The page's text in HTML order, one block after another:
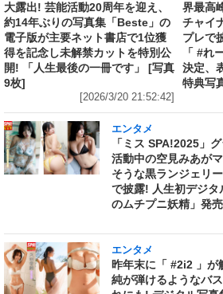
大露出! 芸能活動20周年を迎え、
約14年ぶりの写真集「Beste」の
電子版が主要ネット書店で1位獲
得を記念し未解禁カットを特別公
開! 「人生最後の一冊です」 [写真
9枚]
[2026/3/20 21:52:42]
界最高
チャイ
プレで
「 #れ
決定、
特典写
エンタメ
「ミス SPA!2025」
活動中の空見みあが
そうな黒ランジェリ
で披露! 人生初デジタ
のムチプニ妖精」発
エンタメ
昨年末に「 #2i2 」が
純が弾けるようなバ